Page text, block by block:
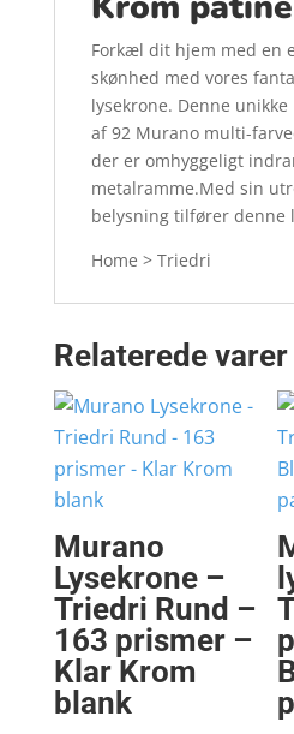
Forkæl dit hjem med en
skønhed med vores
lysekrone. Denne
af 92 Murano multi-
der er omhyggeligt
metalramme.Med sin
belysning tilfører denne l
Home > Triedri
Relaterede varer
Murano
Lysekrone –
Triedri Rund –
163 prismer –
Klar Krom
blank